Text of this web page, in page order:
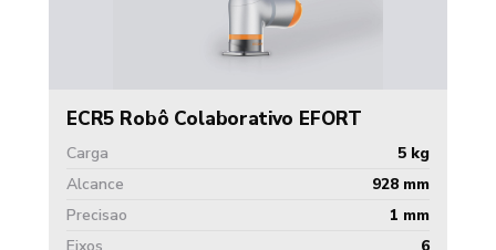
ECR5 Robô Colaborativo EFORT
Carga
5 kg
Alcance
928 mm
Precisao
1 mm
Eixos
6